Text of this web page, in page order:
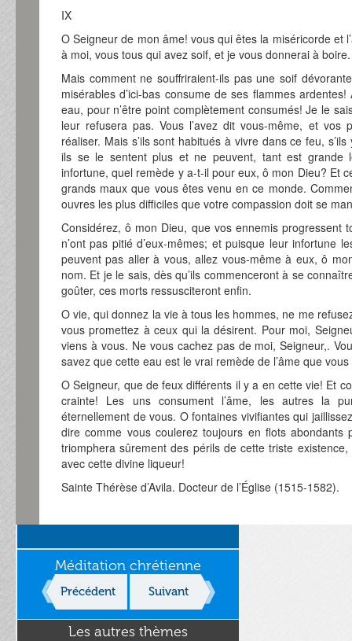
IX
O Seigneur de mon âme! vous qui êtes la miséricorde et
à moi, vous tous qui avez soif, et je vous donnerai à boire.
Mais comment ne souffriraient-ils pas une soif
misérables d’ici-bas consume de ses flammes
eau, pour n’être point complètement consumés! Je le
leur refusera pas. Vous l’avez dit vous-même, et vos
réaliser. Mais s’ils sont habitués à vivre dans ce feu,
ils se le sentent plus et ne peuvent, tant est grande
infortune, quel remède y a-t-il pour eux, ô mon Dieu? Et
grands maux que vous êtes venu en ce monde.
ouvres les plus difficiles que votre compassion doit se
Considérez, ô mon Dieu, que vos ennemis progressent
n’ont pas pitié d’eux-mêmes; et puisque leur infortune
peuvent pas aller à vous, allez vous-même à eux, ô
nom. Et je le sais, dès qu’ils commenceront à se
goûter, ces morts ressusciteront enfin.
O vie, qui donnez la vie à tous les hommes, ne me
vous promettez à ceux qui la désirent. Pour moi,
viens à vous. Ne vous cachez pas de moi, Seigneur,.
savez que cette eau est le vrai remède de l’âme que
O Seigneur, que de feux différents il y a en cette vie! Et
crainte! Les uns consument l’âme, les autres la
éternellement de vous. O fontaines vivifiantes qui
dire comme vous coulerez toujours en flots
triomphera sûrement des périls de cette triste existence,
avec cette divine liqueur!
Sainte Thérèse d’Avila. Docteur de l’Église (1515-1582).
Méditation chrétienne
Précédent Suivant
Les autres thèmes